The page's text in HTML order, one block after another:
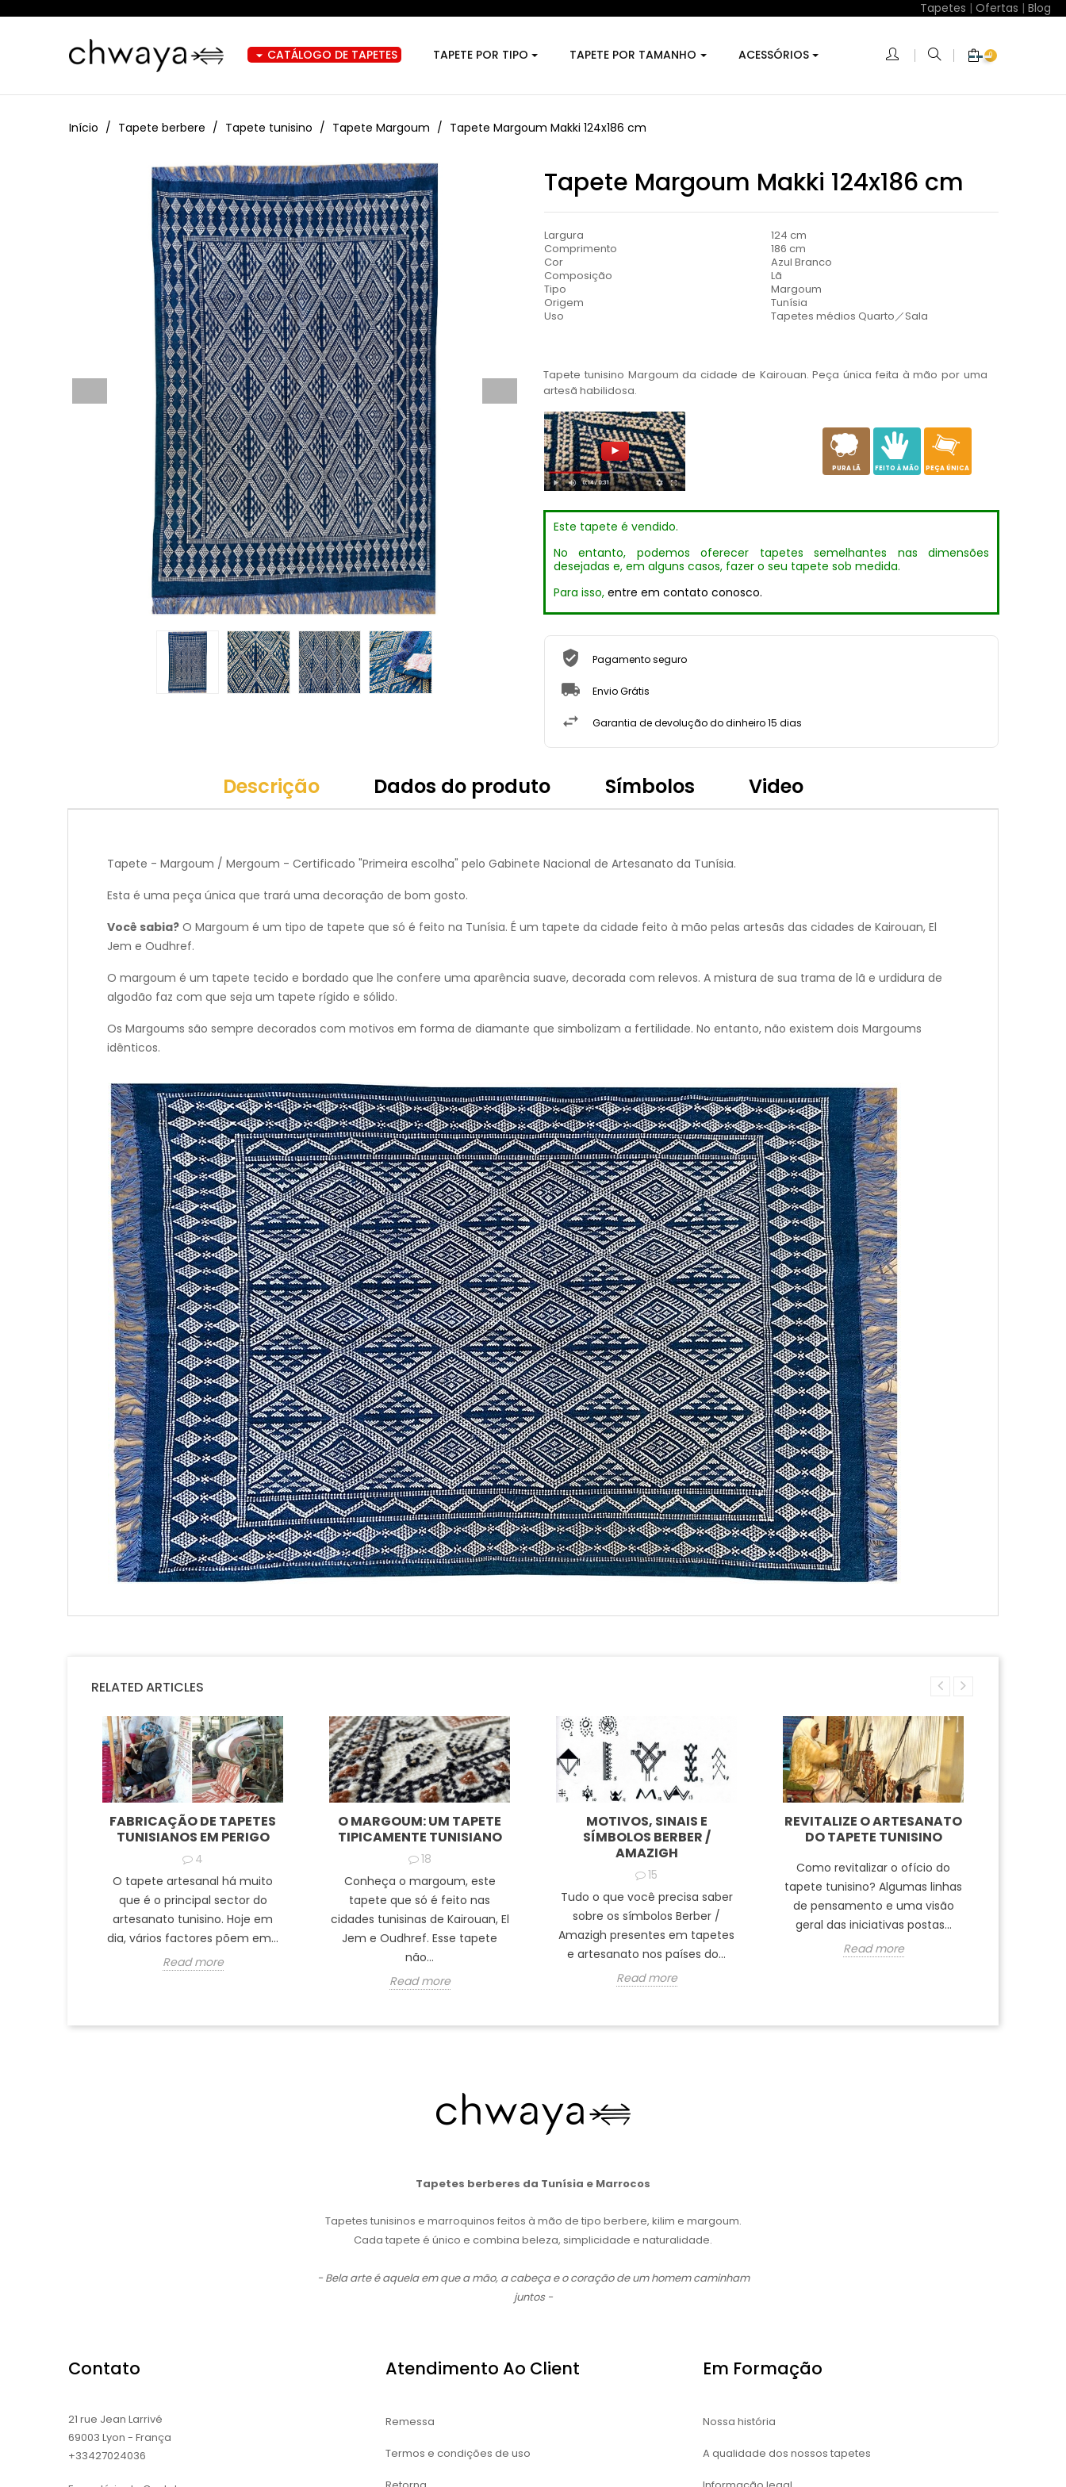
Tapetes | Ofertas | Blog
arrow_drop_down CATÁLOGO DE TAPETES TAPETE POR TIPO TAPETE POR TAMANHO ACESSÓRIOS 0
Início Tapete berbere Tapete tunisino Tapete Margoum Tapete Margoum Makki 124x186 cm
Tapete Margoum Makki 124x186 cm
Largura
124 cm
Comprimento
186 cm
Cor
Azul Branco
Composição
Lã
Tipo
Margoum
Origem
Tunísia
Uso
Tapetes médios Quarto／Sala
Tapete tunisino Margoum da cidade de Kairouan. Peça única feita à mão por uma
artesã habilidosa.
a
PURA LÃ
c
FEITO À MÃO
h
PEÇA ÚNICA
Este tapete é vendido.
No entanto, podemos oferecer tapetes semelhantes nas dimensões
desejadas e, em alguns casos, fazer o seu tapete sob medida.
Para isso, entre em contato conosco.
Pagamento seguro
Envio Grátis
Garantia de devolução do dinheiro 15 dias
Descrição Dados do produto Símbolos Video
Tapete - Margoum / Mergoum - Certificado "Primeira escolha" pelo Gabinete Nacional de Artesanato da Tunísia.
Esta é uma peça única que trará uma decoração de bom gosto.
Você sabia? O Margoum é um tipo de tapete que só é feito na Tunísia. É um tapete da cidade feito à mão pelas artesãs das cidades de Kairouan, El
Jem e Oudhref.
O margoum é um tapete tecido e bordado que lhe confere uma aparência suave, decorada com relevos. A mistura de sua trama de lã e urdidura de
algodão faz com que seja um tapete rígido e sólido.
Os Margoums são sempre decorados com motivos em forma de diamante que simbolizam a fertilidade. No entanto, não existem dois Margoums
idênticos.
RELATED ARTICLES
FABRICAÇÃO DE TAPETES
TUNISIANOS EM PERIGO
4
O tapete artesanal há muito
que é o principal sector do
artesanato tunisino. Hoje em
dia, vários factores põem em...
Read more
O MARGOUM: UM TAPETE
TIPICAMENTE TUNISIANO
18
Conheça o margoum, este
tapete que só é feito nas
cidades tunisinas de Kairouan, El
Jem e Oudhref. Esse tapete
não...
Read more
MOTIVOS, SINAIS E
SÍMBOLOS BERBER /
AMAZIGH
15
Tudo o que você precisa saber
sobre os símbolos Berber /
Amazigh presentes em tapetes
e artesanato nos países do...
Read more
REVITALIZE O ARTESANATO
DO TAPETE TUNISINO
Como revitalizar o ofício do
tapete tunisino? Algumas linhas
de pensamento e uma visão
geral das iniciativas postas...
Read more
Tapetes berberes da Tunísia e Marrocos
Tapetes tunisinos e marroquinos feitos à mão de tipo berbere, kilim e margoum.
Cada tapete é único e combina beleza, simplicidade e naturalidade.
- Bela arte é aquela em que a mão, a cabeça e o coração de um homem caminham
juntos -
Contato
21 rue Jean Larrivé
69003 Lyon - França
+33427024036
Atendimento Ao Client
Remessa
Termos e condições de uso
Em Formação
Nossa história
A qualidade dos nossos tapetes